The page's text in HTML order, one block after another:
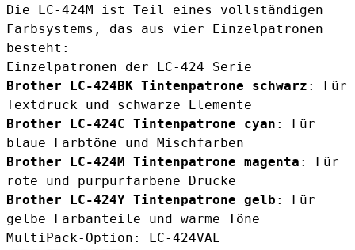
Die LC-424M ist Teil eines vollständigen
Farbsystems, das aus vier Einzelpatronen
besteht:
Einzelpatronen der LC-424 Serie
Brother LC-424BK Tintenpatrone schwarz : Für
Textdruck und schwarze Elemente
Brother LC-424C Tintenpatrone cyan : Für
blaue Farbtöne und Mischfarben
Brother LC-424M Tintenpatrone magenta : Für
rote und purpurfarbene Drucke
Brother LC-424Y Tintenpatrone gelb : Für
gelbe Farbanteile und warme Töne
MultiPack-Option: LC-424VAL